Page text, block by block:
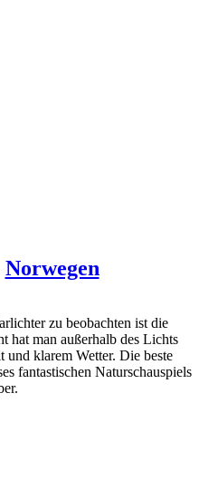
Norwegen
zu beobachten ist die
hat man außerhalb des Lichts
und klarem Wetter. Die beste
fantastischen Naturschauspiels